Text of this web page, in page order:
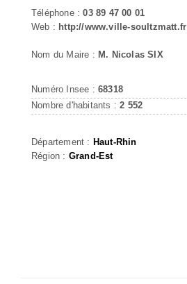
Téléphone :03 89 47 00 01
Web : http://www.ville-soultzmatt.fr
Nom du Maire : M. Nicolas SIX
Numéro Insee : 68318
Nombre d'habitants :2 552
Département : Haut-Rhin
Région : Grand-Est